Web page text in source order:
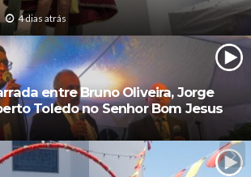
4 dias atrás
entre Bruno Oliveira, Jorge
Toledo no Senhor Bom Jesus